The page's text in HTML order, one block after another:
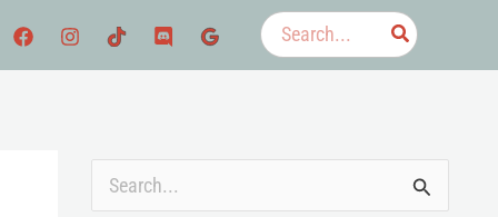
搜
尋：
搜